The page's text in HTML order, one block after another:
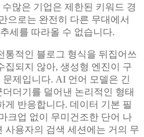
많은 기업은 제한된 키워드 경
으로는 완전히 다른 무대에서
세를 따라올 수 없습니다.
통적인 블로그 형식을 뒤집어쓰
집되지 않아, 생성형 엔진이 구
제입니다. AI 언어 모델은 긴
더기를 덜어낸 논리적인 형태
게 반응합니다. 데이터 기본 필
크업 없이 무미건조한 단어 나
사용자의 검색 세션에는 거의 무